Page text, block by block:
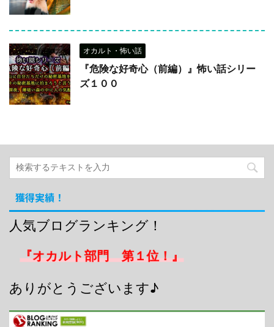
オカルト・怖い話
『危険な好奇心（前編）』怖い話シリー
ズ１００
獲得実績！
人気ブログランキング！
『オカルト部門 第１位！』
ありがとうございます♪